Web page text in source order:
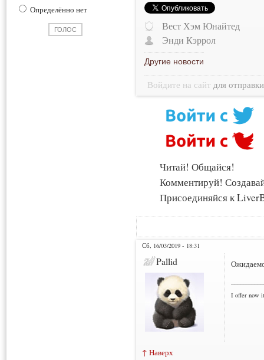
Определённо нет
Вест Хэм Юнайтед
Энди Кэррол
Другие новости
Войдите на сайт для
Читай! Общайся!
Комментируй!
Присоединяйся к
Сб, 16/03/2019 - 18:31
Pallid
I offer now
↑ Наверх